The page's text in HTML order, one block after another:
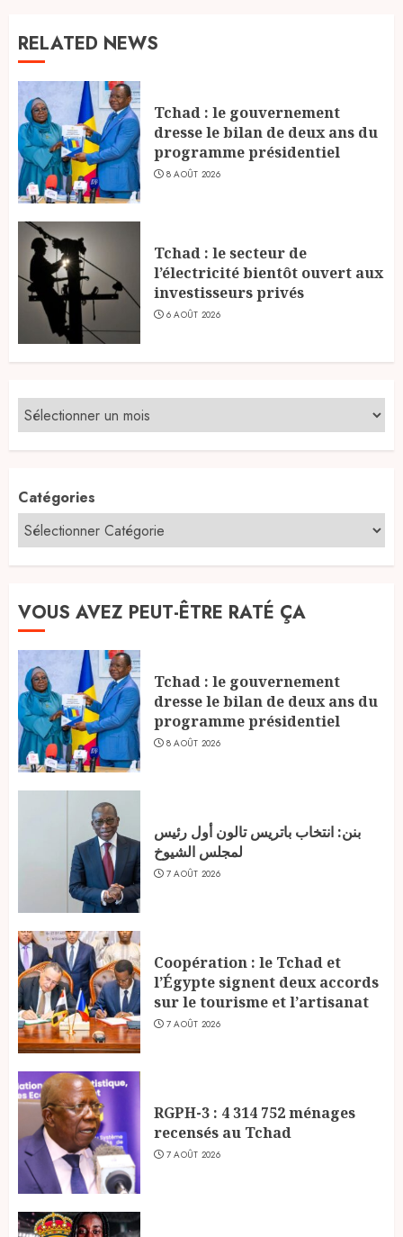
RELATED NEWS
Tchad : le gouvernement
dresse le bilan de deux ans du
programme présidentiel
8 AOÛT 2026
Tchad : le secteur de
l’électricité bientôt ouvert aux
investisseurs privés
6 AOÛT 2026
Catégories
VOUS AVEZ PEUT-ÊTRE RATÉ ÇA
Tchad : le gouvernement
dresse le bilan de deux ans du
programme présidentiel
8 AOÛT 2026
بنن: انتخاب باتريس تالون أول رئيس
لمجلس الشيوخ
7 AOÛT 2026
Coopération : le Tchad et
l’Égypte signent deux accords
sur le tourisme et l’artisanat
7 AOÛT 2026
RGPH-3 : 4 314 752 ménages
recensés au Tchad
7 AOÛT 2026